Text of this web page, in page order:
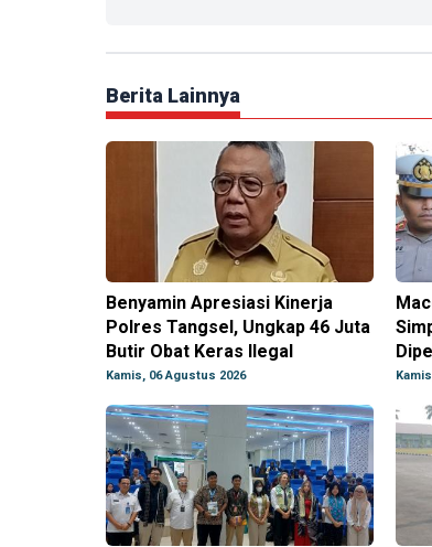
Berita Lainnya
Benyamin Apresiasi Kinerja
Polres Tangsel, Ungkap 46 Juta
Butir Obat Keras Ilegal
Kamis, 06 Agustus 2026